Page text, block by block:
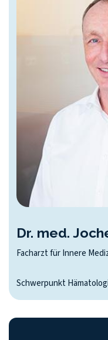
Dr. med.
Facharzt für Innere
Schwerpunkt